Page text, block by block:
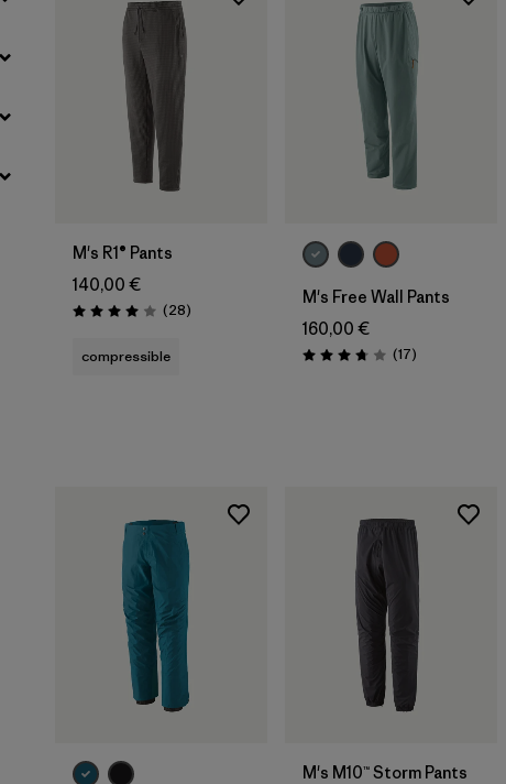
M's R1® Pants
140,00 €
Évaluation: 4.0 / 5
(28Avis
)
compressible
M's Free Wall Pants
160,00 €
Évaluation: 3.8 / 5
(17Avis
)
M's M10™ Storm Pants